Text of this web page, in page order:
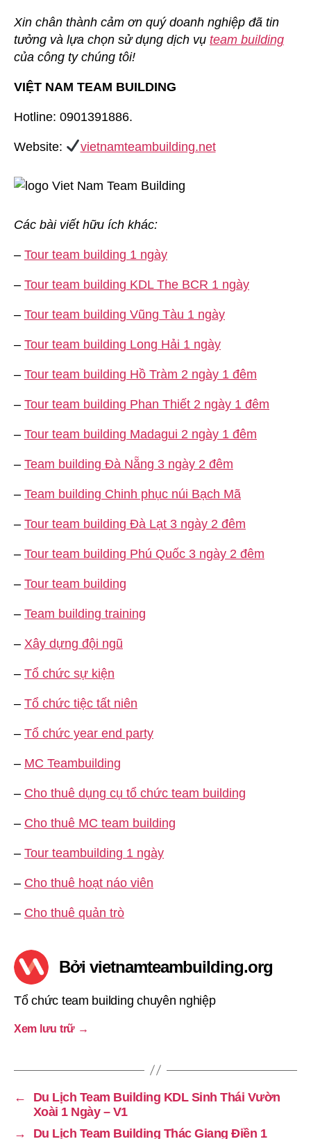
Xin chân thành cảm ơn quý doanh nghiệp đã tin
tưởng và lựa chọn sử dụng dịch vụ team building
của công ty chúng tôi!
VIỆT NAM TEAM BUILDING
Hotline: 0901391886.
Website: vietnamteambuilding.net
Các bài viết hữu ích khác:
– Tour team building 1 ngày
– Tour team building KDL The BCR 1 ngày
– Tour team building Vũng Tàu 1 ngày
– Tour team building Long Hải 1 ngày
– Tour team building Hồ Tràm 2 ngày 1 đêm
– Tour team building Phan Thiết 2 ngày 1 đêm
– Tour team building Madagui 2 ngày 1 đêm
– Team building Đà Nẵng 3 ngày 2 đêm
– Team building Chinh phục núi Bạch Mã
– Tour team building Đà Lạt 3 ngày 2 đêm
– Tour team building Phú Quốc 3 ngày 2 đêm
– Tour team building
– Team building training
– Xây dựng đội ngũ
– Tổ chức sự kiện
– Tổ chức tiệc tất niên
– Tổ chức year end party
– MC Teambuilding
– Cho thuê dụng cụ tổ chức team building
– Cho thuê MC team building
– Tour teambuilding 1 ngày
– Cho thuê hoạt náo viên
– Cho thuê quản trò
Bởi vietnamteambuilding.org
Tổ chức team building chuyên nghiệp
Xem lưu trữ →
←
Du Lịch Team Building KDL Sinh Thái Vườn
Xoài 1 Ngày – V1
→
Du Lịch Team Building Thác Giang Điền 1